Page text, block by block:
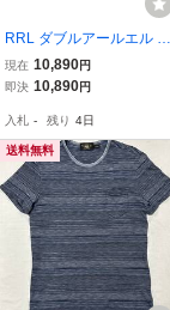
RRL ダブルアールエル 戦
闘機プリント 開襟シャツ
トップス メンズ ライトブ
現在 10,890円
即決 10,890円
入札 - 残り 4日
送料無料